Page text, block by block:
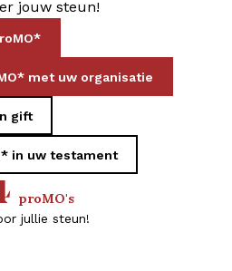
jouw steun!
met uw organisatie
gift
in uw testament
proMO's
jullie steun!